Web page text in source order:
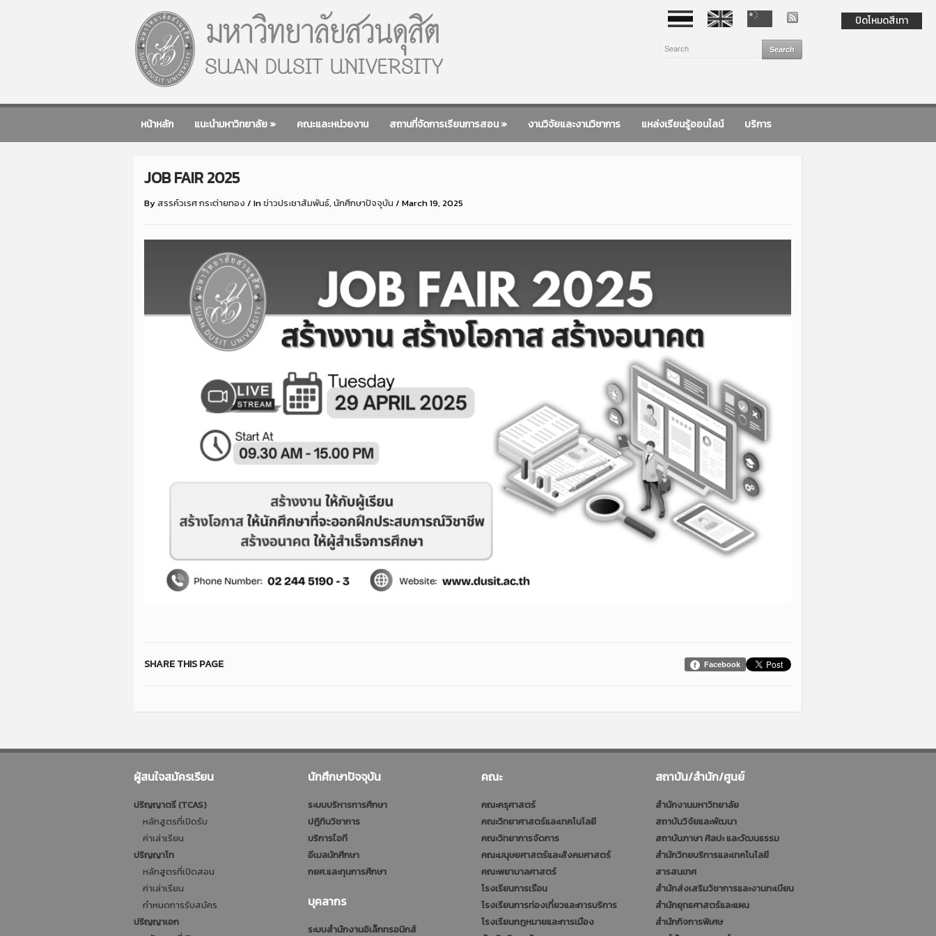
หน้าหลัก แนะนำมหาวิทยาลัย» คณะและหน่วยงาน สถานที่จัดการเรียนการสอน» งานวิจัยและงานวิชาการ แหล่งเรียนรู้ออนไลน์ บริการ
JOB FAIR 2025
Byสรรค์วเรศ กระต่ายทอง / Inข่าวประชาสัมพันธ์, นักศึกษาปัจจุบัน / March 19, 2025
Facebook
SHARE THIS PAGE
ผู้สนใจสมัครเรียน
ปริญญาตรี (TCAS)
หลักสูตรที่เปิดรับ
ค่าเล่าเรียน
ปริญญาโท
หลักสูตรที่เปิดสอน
ค่าเล่าเรียน
กำหนดการรับสมัคร
ปริญญาเอก
นักศึกษาปัจจุบัน
ระบบบริหารการศึกษา
ปฎิทินวิชาการ
บริการไอที
อีเมลนักศึกษา
กยศ.และทุนการศึกษา
บุคลากร
ระบบสำนักงานอิเล็กทรอนิกส์
คณะ
คณะครุศาสตร์
คณะวิทยาศาสตร์และเทคโนโลยี
คณะวิทยาการจัดการ
คณะมนุษยศาสตร์และสังคมศาสตร์
คณะพยาบาลศาสตร์
โรงเรียนการเรือน
โรงเรียนการท่องเที่ยวและการบริการ
โรงเรียนกฎหมายและการเมือง
สถาบัน/สำนัก/ศูนย์
สำนักงานมหาวิทยาลัย
สถาบันวิจัยและพัฒนา
สถาบันภาษา ศิลปะ และวัฒนธรรม
สำนักวิทยบริการและเทคโนโลยี
สารสนเทศ
สำนักส่งเสริมวิชาการและงานทะเบียน
สำนักยุทธศาสตร์และแผน
สำนักกิจการพิเศษ
ปิดโหมดสีเทา